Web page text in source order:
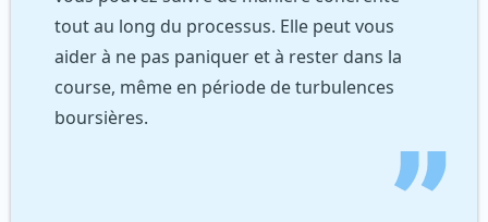
tout au long du processus. Elle peut vous
aider à ne pas paniquer et à rester dans la
course, même en période de turbulences
boursières.